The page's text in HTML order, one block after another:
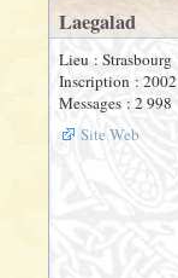
Laegalad
Lieu : Strasbourg
Inscription : 2002
Messages : 2 998
Site Web